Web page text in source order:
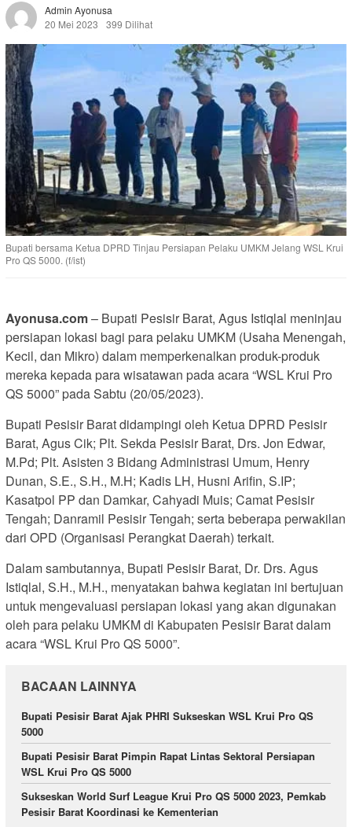
Admin Ayonusa
20 Mei 2023
399 Dilihat
Bupati bersama Ketua DPRD Tinjau Persiapan Pelaku UMKM Jelang WSL Krui
Pro QS 5000. (f/ist)
Ayonusa.com– Bupati Pesisir Barat, Agus Istiqlal meninjau
persiapan lokasi bagi para pelaku UMKM (Usaha Menengah,
Kecil, dan Mikro) dalam memperkenalkan produk-produk
mereka kepada para wisatawan pada acara “WSL Krui Pro
QS 5000” pada Sabtu (20/05/2023).
Bupati Pesisir Barat didampingi oleh Ketua DPRD Pesisir
Barat, Agus Cik; Plt. Sekda Pesisir Barat, Drs. Jon Edwar,
M.Pd; Plt. Asisten 3 Bidang Administrasi Umum, Henry
Dunan, S.E., S.H., M.H; Kadis LH, Husni Arifin, S.IP;
Kasatpol PP dan Damkar, Cahyadi Muis; Camat Pesisir
Tengah; Danramil Pesisir Tengah; serta beberapa perwakilan
dari OPD (Organisasi Perangkat Daerah) terkait.
Dalam sambutannya, Bupati Pesisir Barat, Dr. Drs. Agus
Istiqlal, S.H., M.H., menyatakan bahwa kegiatan ini bertujuan
untuk mengevaluasi persiapan lokasi yang akan digunakan
oleh para pelaku UMKM di Kabupaten Pesisir Barat dalam
acara “WSL Krui Pro QS 5000”.
BACAAN LAINNYA
Bupati Pesisir Barat Ajak PHRI Sukseskan WSL Krui Pro QS
5000
Bupati Pesisir Barat Pimpin Rapat Lintas Sektoral Persiapan
WSL Krui Pro QS 5000
Sukseskan World Surf League Krui Pro QS 5000 2023, Pemkab
Pesisir Barat Koordinasi ke Kementerian